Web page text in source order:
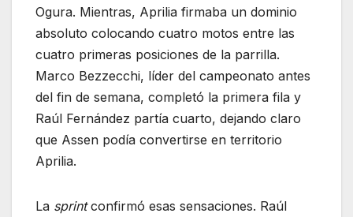
Ogura. Mientras, Aprilia firmaba un dominio
absoluto colocando cuatro motos entre las
cuatro primeras posiciones de la parrilla.
Marco Bezzecchi, líder del campeonato antes
del fin de semana, completó la primera fila y
Raúl Fernández partía cuarto, dejando claro
que Assen podía convertirse en territorio
Aprilia.
La sprintconfirmó esas sensaciones. Raúl